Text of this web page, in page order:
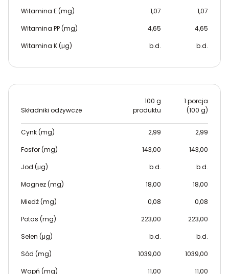
Witamina E (mg) 1,07
1,07
Witamina PP (mg)
4,65
4,65
Witamina K (μg)
b.d. b.d.
Składniki odżywcze
100 g
produktu
1 porcja
(100 g)
Cynk (mg) 2,99
2,99
Fosfor (mg)
143,00
143,00
Jod (μg)
b.d.
b.d.
Magnez (mg)
18,00
18,00
Miedź (mg)
0,08
0,08
Potas (mg)
223,00
223,00
Selen (μg)
b.d.
b.d.
Sód (mg)
1039,00
1039,00
Wapń (mg)
11,00
11,00